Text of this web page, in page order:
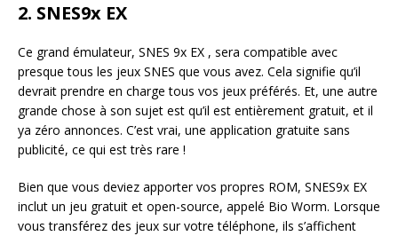
2. SNES9x EX
Ce grand émulateur, SNES 9x EX , sera compatible avec
presque tous les jeux SNES que vous avez. Cela signifie qu’il
devrait prendre en charge tous vos jeux préférés. Et, une autre
grande chose à son sujet est qu’il est entièrement gratuit, et il
ya zéro annonces. C’est vrai, une application gratuite sans
publicité, ce qui est très rare !
Bien que vous deviez apporter vos propres ROM, SNES9x EX
inclut un jeu gratuit et open-source, appelé Bio Worm. Lorsque
vous transférez des jeux sur votre téléphone, ils s’affichent